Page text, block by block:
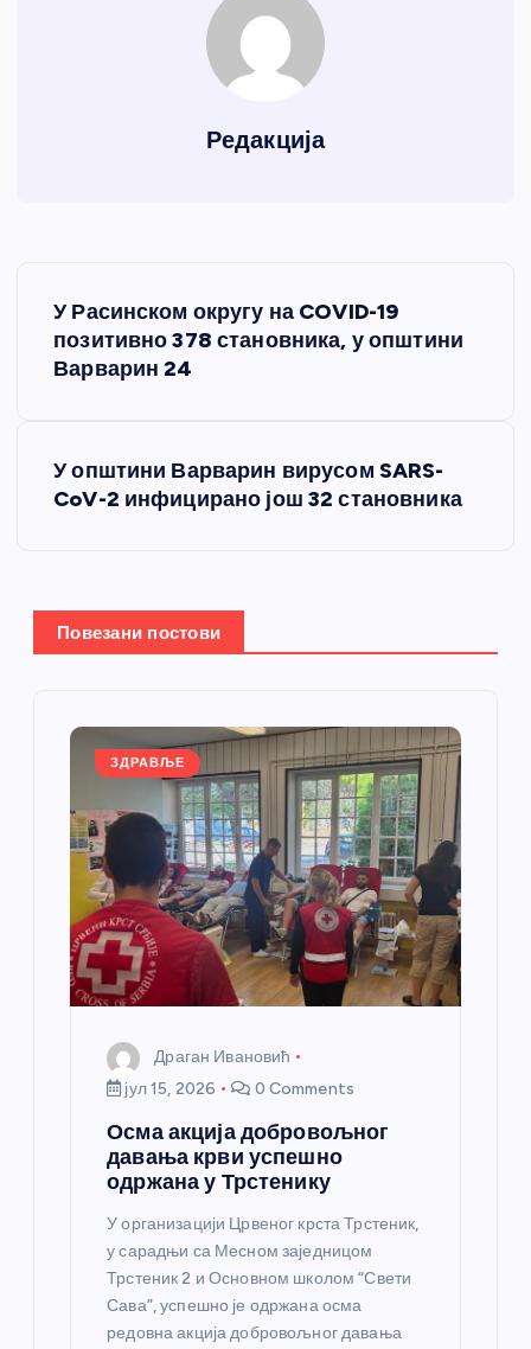
Редакција
У Расинском округу на COVID-19
позитивно 378 становника, у општини
Варварин 24
У општини Варварин вирусом SARS-
CoV-2 инфицирано још 32 становника
Повезани постови
ЗДРАВЉЕ
Драган Ивановић
јул 15, 2026
0 Comments
Осма акција добровољног
давања крви успешно
одржана у Трстенику
У организацији Црвеног крста Трстеник,
у сарадњи са Месном заједницом
Трстеник 2 и Основном школом “Свети
Сава”, успешно је одржана осма
редовна акција добровољног давања